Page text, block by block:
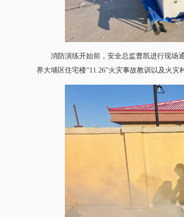
消防演练开始前，安全总监曹凯进行现场
界大埔区住宅楼“11.26”火灾事故教训以及火灾